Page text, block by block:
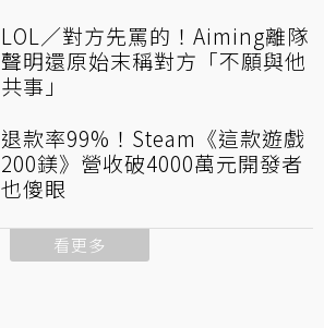
LOL／對方先罵的！Aiming離隊
聲明還原始末稱對方「不願與他
共事」
退款率99%！Steam《這款遊戲
200鎂》營收破4000萬元開發者
也傻眼
看更多